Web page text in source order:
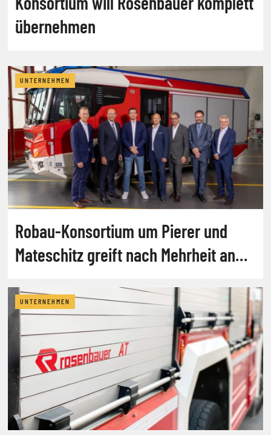
übernehmen
UNTERNEHMEN
Robau-Konsortium um Pierer und
Mateschitz greift nach Mehrheit an
UNTERNEHMEN